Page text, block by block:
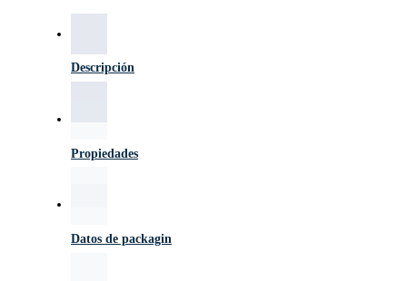
Descripción
Propiedades
Datos de packagin